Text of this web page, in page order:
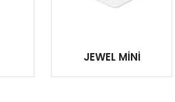
JEWEL MİNİ